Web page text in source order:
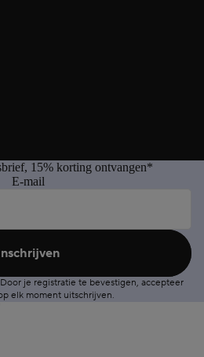
15% korting ontvangen*
E-mail
je registratie te bevestigen, accepteer
elk moment uitschrijven.